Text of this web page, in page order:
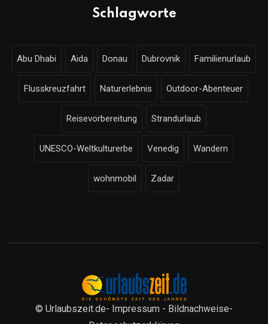
Schlagworte
Abu Dhabi Aida Donau Dubrovnik Familienurlaub
Flusskreuzfahrt Naturerlebnis Outdoor-Abenteuer
Reisevorbereitung Strandurlaub
UNESCO-Weltkulturerbe Venedig Wandern
wohnmobil Zadar
© Urlaubszeit.de- Impressum - Bildnachweise-